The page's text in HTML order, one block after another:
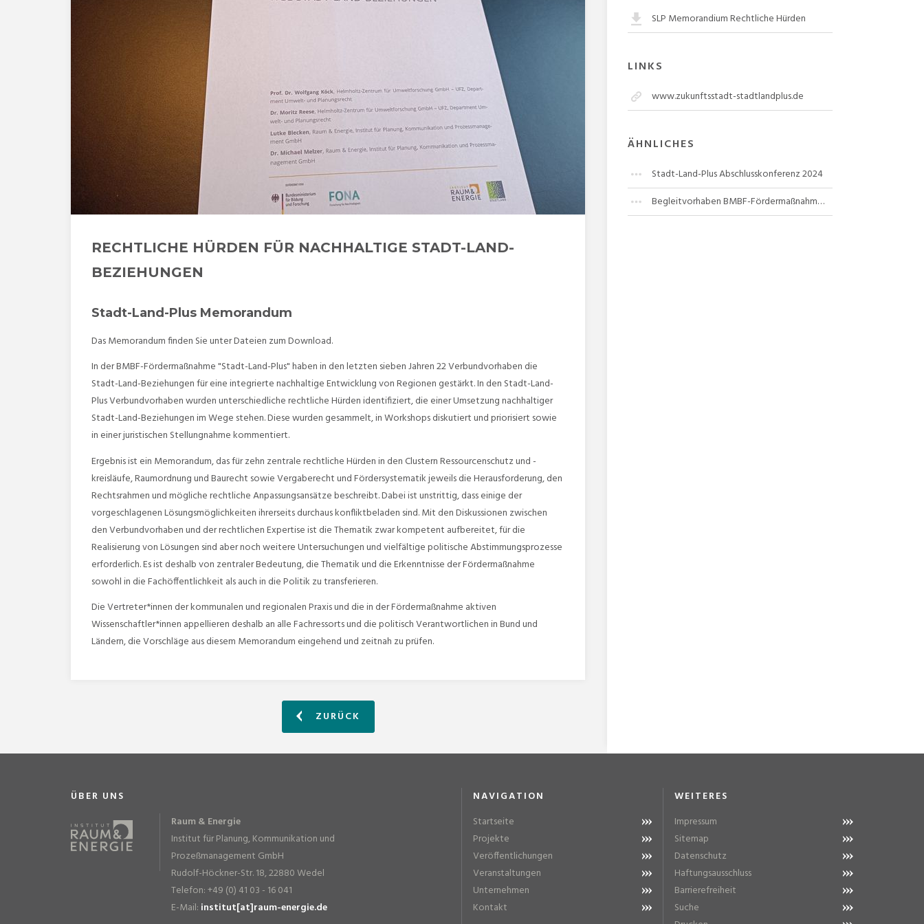
RECHTLICHE HÜRDEN FÜR NACHHALTIGE STADT-LAND-
BEZIEHUNGEN
Stadt-Land-Plus Memorandum
Das Memorandum finden Sie unter Dateien zum Download.
In der BMBF-Fördermaßnahme "Stadt-Land-Plus" haben in den letzten sieben Jahren 22 Verbundvorhaben die
Stadt-Land-Beziehungen für eine integrierte nachhaltige Entwicklung von Regionen gestärkt. In den Stadt-Land-
Plus Verbundvorhaben wurden unterschiedliche rechtliche Hürden identifiziert, die einer Umsetzung nachhaltiger
Stadt-Land-Beziehungen im Wege stehen. Diese wurden gesammelt, in Workshops diskutiert und priorisiert sowie
in einer juristischen Stellungnahme kommentiert.
Ergebnis ist ein Memorandum, das für zehn zentrale rechtliche Hürden in den Clustern Ressourcenschutz und -
kreisläufe, Raumordnung und Baurecht sowie Vergaberecht und Fördersystematik jeweils die Herausforderung, den
Rechtsrahmen und mögliche rechtliche Anpassungsansätze beschreibt. Dabei ist unstrittig, dass einige der
vorgeschlagenen Lösungsmöglichkeiten ihrerseits durchaus konfliktbeladen sind. Mit den Diskussionen zwischen
den Verbundvorhaben und der rechtlichen Expertise ist die Thematik zwar kompetent aufbereitet, für die
Realisierung von Lösungen sind aber noch weitere Untersuchungen und vielfältige politische Abstimmungsprozesse
erforderlich. Es ist deshalb von zentraler Bedeutung, die Thematik und die Erkenntnisse der Fördermaßnahme
sowohl in die Fachöffentlichkeit als auch in die Politik zu transferieren.
Die Vertreter*innen der kommunalen und regionalen Praxis und die in der Fördermaßnahme aktiven
Wissenschaftler*innen appellieren deshalb an alle Fachressorts und die politisch Verantwortlichen in Bund und
Ländern, die Vorschläge aus diesem Memorandum eingehend und zeitnah zu prüfen.
ZURÜCK
SLP Memorandium Rechtliche Hürden
LINKS
www.zukunftsstadt-stadtlandplus.de
ÄHNLICHES
Stadt-Land-Plus Abschlusskonferenz 2024
Begleitvorhaben BMBF-Fördermaßnahme "Stadt-Land-Plus"
ÜBER UNS
Raum & Energie
Institut für Planung, Kommunikation und
Prozeßmanagement GmbH
Rudolf-Höckner-Str. 18, 22880 Wedel
Telefon: +49 (0) 41 03 - 16 041
E-Mail: institut[at]raum-energie.de
NAVIGATION
Startseite
Projekte
Veröffentlichungen
Veranstaltungen
Unternehmen
Kontakt
WEITERES
Impressum
Sitemap
Datenschutz
Haftungsausschluss
Barrierefreiheit
Suche